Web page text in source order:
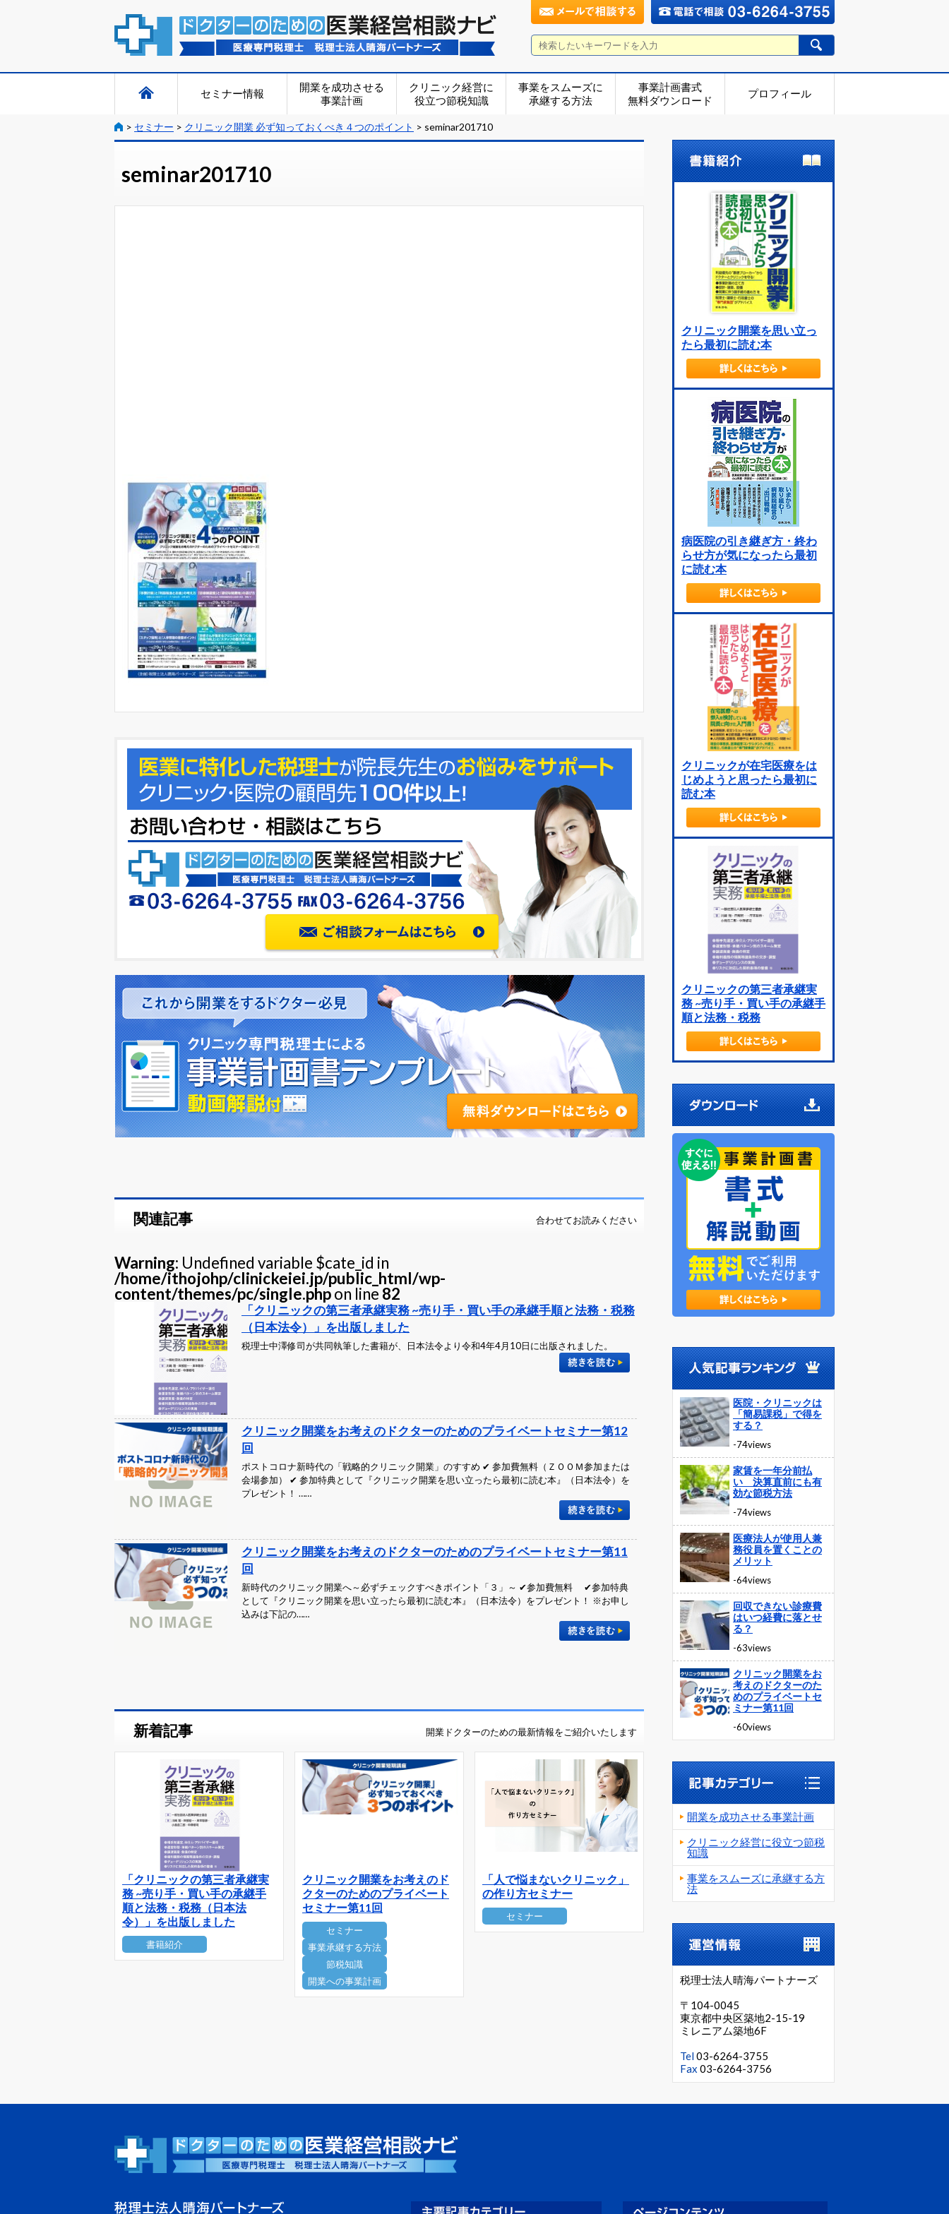
セミナー情報
開業を成功させる
事業計画
クリニック経営に
役立つ節税知識
事業をスムーズに
承継する方法
事業計画書式
無料ダウンロード
プロフィール
> セミナー > クリニック開業 必ず知っておくべき４つのポイント > seminar201710
seminar201710
関連記事 合わせてお読みください
Warning: Undefined variable $cate_id in
/home/ithojohp/clinickeiei.jp/public_html/wp-
content/themes/pc/single.phpon line 82
「クリニックの第三者承継実務 ~売り手・買い手の承継手順と法務・税務
（日本法令）」を出版しました
税理士中澤修司が共同執筆した書籍が、日本法令より令和4年4月10日に出版されました。
クリニック開業をお考えのドクターのためのプライベートセミナー第12
回
ポストコロナ新時代の「戦略的クリニック開業」のすすめ ✔ 参加費無料（ＺＯＯＭ参加または
会場参加） ✔ 参加特典として『クリニック開業を思い立ったら最初に読む本』（日本法令）を
プレゼント！ ……
クリニック開業をお考えのドクターのためのプライベートセミナー第11
回
新時代のクリニック開業へ～必ずチェックすべきポイント「３」～ ✔参加費無料 ✔参加特典
として『クリニック開業を思い立ったら最初に読む本』（日本法令）をプレゼント！ ※お申し
込みは下記の……
新着記事 開業ドクターのための最新情報をご紹介いたします
「クリニックの第三者承継実
務 ~売り手・買い手の承継手
順と法務・税務（日本法
令）」を出版しました
書籍紹介
クリニック開業をお考えのド
クターのためのプライベート
セミナー第11回
セミナー
事業承継する方法
節税知識
開業への事業計画
「人で悩まないクリニック」
の作り方セミナー
セミナー
クリニック開業を思い立っ
たら最初に読む本
病医院の引き継ぎ方・終わ
らせ方が気になったら最初
に読む本
クリニックが在宅医療をは
じめようと思ったら最初に
読む本
クリニックの第三者承継実
務 ~売り手・買い手の承継手
順と法務・税務
医院・クリニックは
「簡易課税」で得を
する？
-74views
家賃を一年分前払
い 決算直前にも有
効な節税方法
-74views
医療法人が使用人兼
務役員を置くことの
メリット
-64views
回収できない診療費
はいつ経費に落とせ
る？
-63views
クリニック開業をお
考えのドクターのた
めのプライベートセ
ミナー第11回
-60views
開業を成功させる事業計画
クリニック経営に役立つ節税
知識
事業をスムーズに承継する方
法
税理士法人晴海パートナーズ
〒104-0045
東京都中央区築地2-15-19
ミレニアム築地6F
Tel03-6264-3755
Fax 03-6264-3756